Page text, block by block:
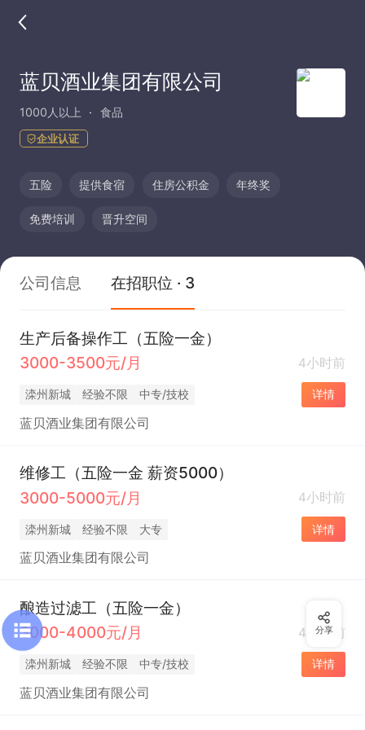
蓝贝酒业集团有限公司
1000人以上 食品
企业认证
五险 提供食宿 住房公积金 年终奖
免费培训 晋升空间
公司信息 在招职位 · 3
生产后备操作工（五险一金）
3000-3500元/月
4小时前
滦州新城 经验不限 中专/技校 详情
蓝贝酒业集团有限公司
维修工（五险一金 薪资5000）
3000-5000元/月
4小时前
滦州新城 经验不限 大专 详情
蓝贝酒业集团有限公司
酿造过滤工（五险一金）
3000-4000元/月
4小时前
滦州新城 经验不限 中专/技校 详情
蓝贝酒业集团有限公司
分享